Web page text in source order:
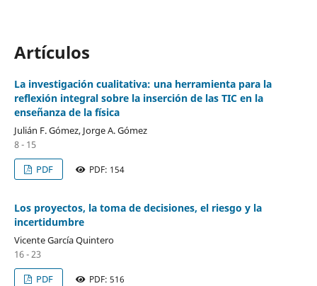
Artículos
La investigación cualitativa: una herramienta para la
reflexión integral sobre la inserción de las TIC en la
enseñanza de la física
Julián F. Gómez, Jorge A. Gómez
8 - 15
PDF
PDF: 154
Los proyectos, la toma de decisiones, el riesgo y la
incertidumbre
Vicente García Quintero
16 - 23
PDF
PDF: 516